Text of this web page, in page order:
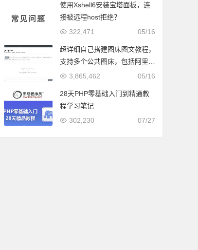
使用Xshell6安装宝塔面板，连
接被远程host拒绝？
05/16
322,471
超详细自己搭建图床图文教程，
支持多个公共图床，包括阿里图
床、SMMS等
05/16
3,865,462
28天PHP零基础入门到精通教
程学习笔记
07/27
302,230